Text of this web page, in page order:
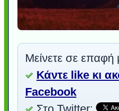
Μείνετε σε επαφή
Κάντε like κι
Facebook